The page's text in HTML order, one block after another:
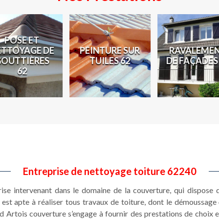
POSE ET
DE
62
PEINTURE SUR
TUILES 62
DE
Entreprise de nettoyage toiture 62240
intervenant dans le domaine de la couverture, qui dispose
apte à réaliser tous travaux de toiture, dont le
couverture s’engage à fournir des prestations de choix